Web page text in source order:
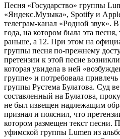
Песня «Государство» группы
«Яндекс.Музыка», Spotify и
телеграм-канал «Родной звук».
года, на котором была эта
раньше, а 12. При этом на
группы песня по-прежнему
претензии к этой песне
которая увидела в ней
группе» и потребовала привлечь
группы Рустема Булатова. Суд
составленный на Булатова,
не был извещен надлежащим
признал и пояснил, что
котором размещен текст песни.
уфимской группы Lumen из